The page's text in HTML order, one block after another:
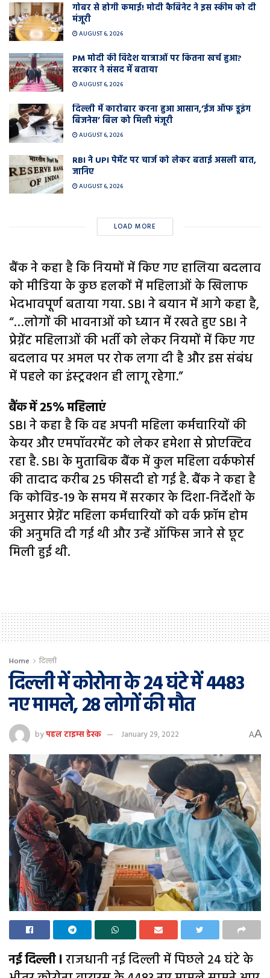
गोबर से होगी कमाई! मोदी कैबिनेट ने इस स्कीम को दी
मंजूरी
AUGUST 6, 2026
PM मोदी की विदेश यात्राओं पर कितना खर्च हुआ?
सरकार ने संसद में बताया
AUGUST 6, 2026
दिल्ली में कारोबार करना हुआ आसान,’ईज ऑफ डूइंग
बिजनेस’ बिल को मिली मंजूरी
AUGUST 6, 2026
RBI ने UPI पेमेंट पर चार्ज को लेकर बताई असली बात,
जानिए
AUGUST 6, 2026
LOAD MORE
बैंक ने कहा है कि नियमों में किए गए हालिया बदलाव
को मीडिया के कुछ हलकों में महिलाओं के खिलाफ
भेदभावपूर्ण बताया गया. SBI ने बयान में आगे कहा है,
“…लोगों की भावनाओं को ध्यान में रखते हुए SBI ने
प्रेग्नेंट महिलाओं की भर्ती को लेकर नियमों में किए गए
बदलाव पर अमल पर रोक लगा दी है और इस संबंध
में पहले का इंस्ट्रक्शन ही लागू रहेगा.”
बैंक में 25% महिलाएं
SBI ने कहा है कि वह अपनी महिला कर्मचारियों की
केयर और एमपॉवरमेंट को लेकर हमेशा से प्रोएक्टिव
रहा है. SBI के मुताबिक बैंक में कुल महिला वर्कफोर्स
की तादाद करीब 25 फीसदी हो गई है. बैंक ने कहा है
कि कोविड-19 के समय में सरकार के दिशा-निर्देशों के
अनुसार प्रेग्नेंट महिला कर्मचारियों को वर्क फ्रॉम होम
की अनुमति दी गई थी और उन्हें ऑफिस जाने से छूट
मिली हुई थी.
Home दिल्ली
दिल्ली में कोरोना के 24 घंटे में 4483
नए मामले, 28 लोगों की मौत
byपहल टाइम्स डेस्क January 29, 2022 AA
नई दिल्ली lराजधानी नई दिल्ली में पिछले 24 घंटे के